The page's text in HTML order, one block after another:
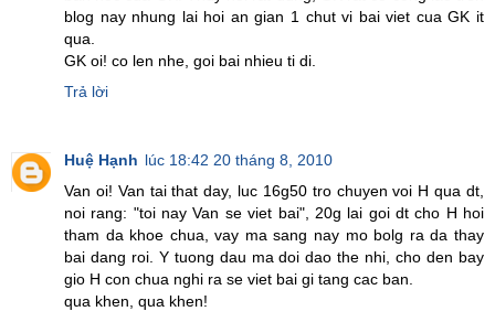
blog nay nhung lai hoi an gian 1 chut vi bai viet cua GK it
qua.
GK oi! co len nhe, goi bai nhieu ti di.
Trả lời
Huệ Hạnh lúc 18:42 20 tháng 8, 2010
Van oi! Van tai that day, luc 16g50 tro chuyen voi H qua dt,
noi rang: "toi nay Van se viet bai", 20g lai goi dt cho H hoi
tham da khoe chua, vay ma sang nay mo bolg ra da thay
bai dang roi. Y tuong dau ma doi dao the nhi, cho den bay
gio H con chua nghi ra se viet bai gi tang cac ban.
qua khen, qua khen!